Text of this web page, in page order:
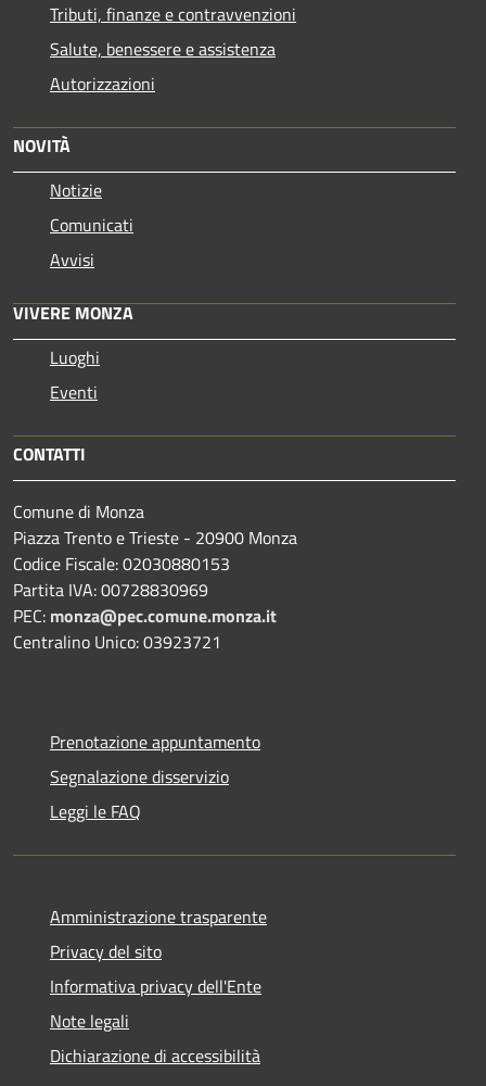
Tributi, finanze e contravvenzioni
Salute, benessere e assistenza
Autorizzazioni
NOVITÀ
Notizie
Comunicati
Avvisi
VIVERE MONZA
Luoghi
Eventi
CONTATTI
Comune di Monza
Piazza Trento e Trieste - 20900 Monza
Codice Fiscale: 02030880153
Partita IVA: 00728830969
PEC: monza@pec.comune.monza.it
Centralino Unico: 03923721
Prenotazione appuntamento
Segnalazione disservizio
Leggi le FAQ
Amministrazione trasparente
Privacy del sito
Informativa privacy dell'Ente
Note legali
Dichiarazione di accessibilità